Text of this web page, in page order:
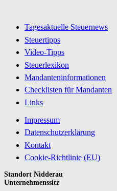
Tagesaktuelle Steuernews
Steuertipps
Video-Tipps
Steuerlexikon
Mandanteninformationen
Checklisten für Mandanten
Links
Impressum
Datenschutzerklärung
Kontakt
Cookie-Richtlinie (EU)
Standort Nidderau
Unternehmenssitz